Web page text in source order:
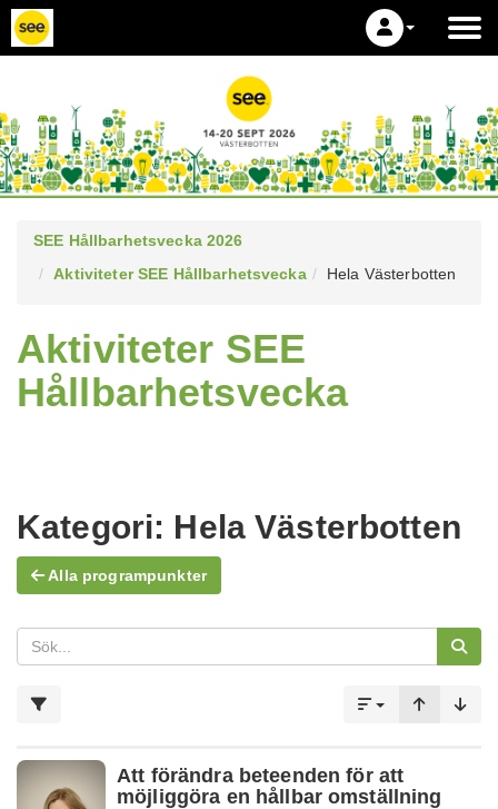
SEE Hållbarhetsvecka 2026
Aktiviteter SEE Hållbarhetsvecka
Hela Västerbotten
Aktiviteter SEE
Hållbarhetsvecka
Kategori: Hela Västerbotten
Alla programpunkter
Att förändra beteenden för att
möjliggöra en hållbar omställning